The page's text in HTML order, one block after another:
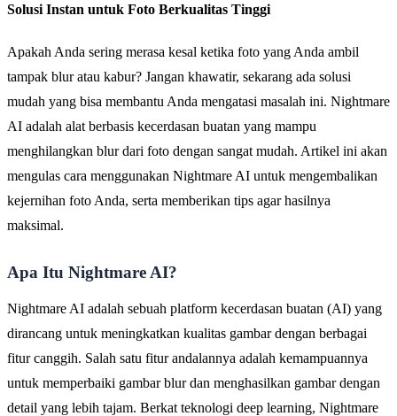
Solusi Instan untuk Foto Berkualitas Tinggi
Apakah Anda sering merasa kesal ketika foto yang Anda ambil
tampak blur atau kabur? Jangan khawatir, sekarang ada solusi
mudah yang bisa membantu Anda mengatasi masalah ini. Nightmare
AI adalah alat berbasis kecerdasan buatan yang mampu
menghilangkan blur dari foto dengan sangat mudah. Artikel ini akan
mengulas cara menggunakan Nightmare AI untuk mengembalikan
kejernihan foto Anda, serta memberikan tips agar hasilnya
maksimal.
Apa Itu Nightmare AI?
Nightmare AI adalah sebuah platform kecerdasan buatan (AI) yang
dirancang untuk meningkatkan kualitas gambar dengan berbagai
fitur canggih. Salah satu fitur andalannya adalah kemampuannya
untuk memperbaiki gambar blur dan menghasilkan gambar dengan
detail yang lebih tajam. Berkat teknologi deep learning, Nightmare